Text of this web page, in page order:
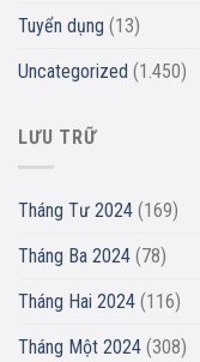
Tuyển dụng (13)
Uncategorized (1.450)
LƯU TRỮ
Tháng Tư 2024 (169)
Tháng Ba 2024 (78)
Tháng Hai 2024 (116)
Tháng Một 2024 (308)